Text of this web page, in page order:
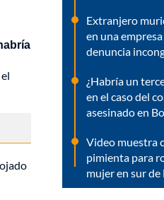
Extranjero
en una
denuncia
¿Habría un
en el caso del
asesinado en
Video muestra
pimienta para
mujer en sur